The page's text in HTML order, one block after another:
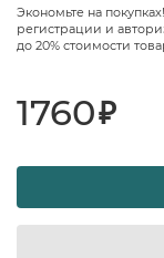
Экономьте на
регистрации и
до 20% стоимости
1760₽